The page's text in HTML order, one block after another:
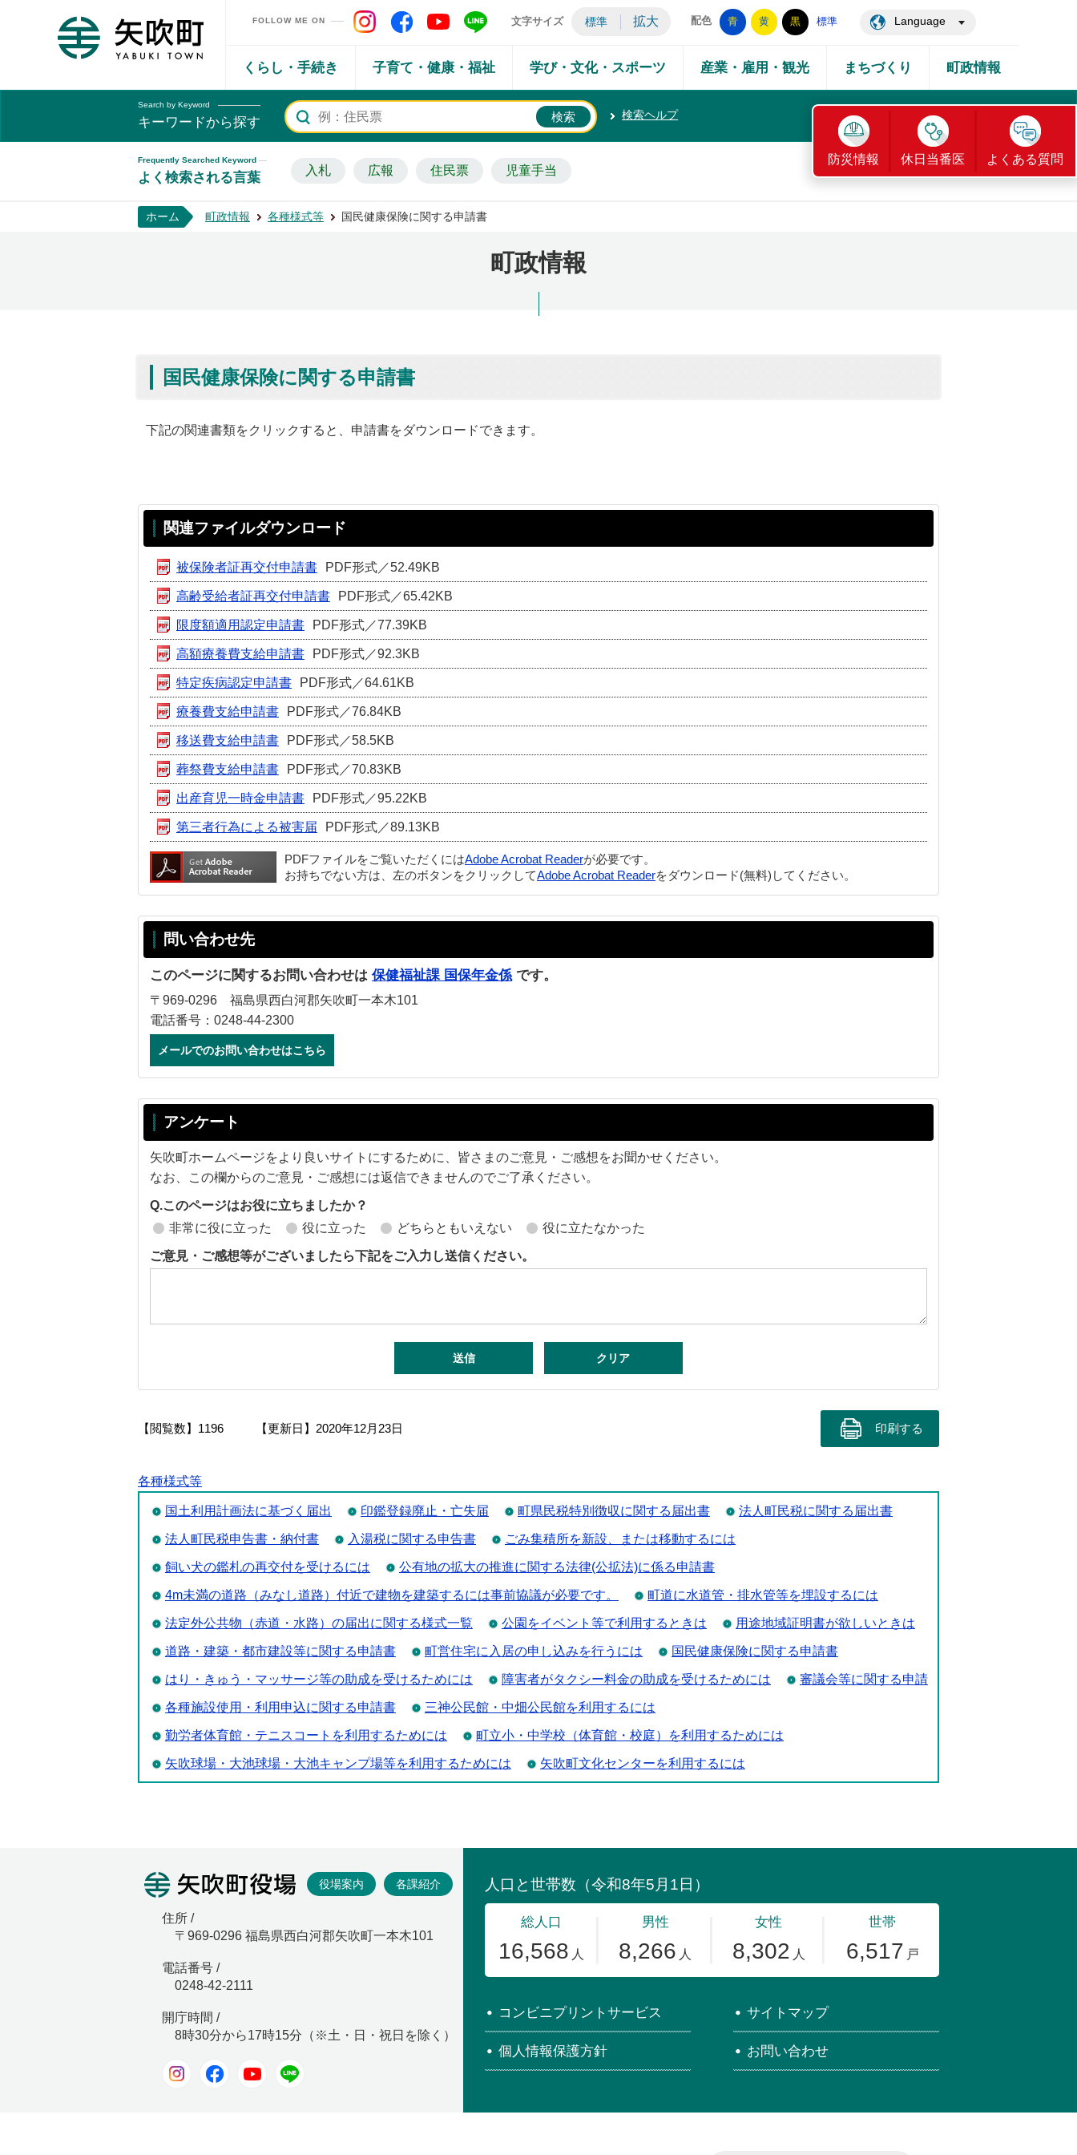
矢吹町ホームページ
FOLLOW ME ON 矢吹町 Instagram
矢吹町 Facebook
矢吹町 YouTube
矢吹町 LINE
文字サイズ 標準 拡大 配色 青 黄 黒 標準 Language
くらし・手続き 子育て・健康・福祉 学び・文化・スポーツ 産業・雇用・観光 まちづくり 町政情報
Search by Keyword
キーワードから探す 検索ヘルプ
Frequently Searched Keyword
よく検索される言葉 入札 広報 住民票 児童手当
防災情報 休日当番医 よくある質問
ホーム 町政情報 各種様式等 国民健康保険に関する申請書
町政情報
国民健康保険に関する申請書
下記の関連書類をクリックすると、申請書をダウンロードできます。
関連ファイルダウンロード
被保険者証再交付申請書 PDF形式／52.49KB
高齢受給者証再交付申請書 PDF形式／65.42KB
限度額適用認定申請書 PDF形式／77.39KB
高額療養費支給申請書 PDF形式／92.3KB
特定疾病認定申請書 PDF形式／64.61KB
療養費支給申請書 PDF形式／76.84KB
移送費支給申請書 PDF形式／58.5KB
葬祭費支給申請書 PDF形式／70.83KB
出産育児一時金申請書 PDF形式／95.22KB
第三者行為による被害届 PDF形式／89.13KB
PDFファイルをご覧いただくにはAdobe Acrobat Readerが必要です。
お持ちでない方は、左のボタンをクリックしてAdobe Acrobat Readerをダウンロード(無料)してください。
問い合わせ先
このページに関するお問い合わせは 保健福祉課 国保年金係 です。
〒969-0296 福島県西白河郡矢吹町一本木101
電話番号：0248-44-2300
メールでのお問い合わせはこちら
アンケート
矢吹町ホームページをより良いサイトにするために、皆さまのご意見・ご感想をお聞かせください。
なお、この欄からのご意見・ご感想には返信できませんのでご了承ください。
Q.このページはお役に立ちましたか？
非常に役に立った
役に立った どちらともいえない 役に立たなかった
ご意見・ご感想等がございましたら下記をご入力し送信ください。
【閲覧数】 1196 【更新日】 2020年12月23日 印刷する
各種様式等
国土利用計画法に基づく届出 印鑑登録廃止・亡失届 町県民税特別徴収に関する届出書 法人町民税に関する届出書
法人町民税申告書・納付書 入湯税に関する申告書 ごみ集積所を新設、または移動するには
飼い犬の鑑札の再交付を受けるには 公有地の拡大の推進に関する法律(公拡法)に係る申請書
4m未満の道路（みなし道路）付近で建物を建築するには事前協議が必要です。 町道に水道管・排水管等を埋設するには
法定外公共物（赤道・水路）の届出に関する様式一覧 公園をイベント等で利用するときは 用途地域証明書が欲しいときは
道路・建築・都市建設等に関する申請書 町営住宅に入居の申し込みを行うには 国民健康保険に関する申請書
はり・きゅう・マッサージ等の助成を受けるためには 障害者がタクシー料金の助成を受けるためには 審議会等に関する申請
各種施設使用・利用申込に関する申請書 三神公民館・中畑公民館を利用するには
勤労者体育館・テニスコートを利用するためには 町立小・中学校（体育館・校庭）を利用するためには
矢吹球場・大池球場・大池キャンプ場等を利用するためには 矢吹町文化センターを利用するには
矢吹町役場
役場案内 各課紹介
住所 /
〒969-0296 福島県西白河郡矢吹町一本木101
電話番号 /
0248-42-2111
開庁時間 /
8時30分から17時15分（※土・日・祝日を除く）
InstagramFacebookYoutube
コンビニプリントサービス サイトマップ
個人情報保護方針 お問い合わせ